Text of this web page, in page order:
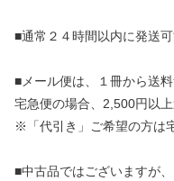
■通常２４時間以内に発送可
■メール便は、１冊から送料
宅急便の場合、2,500円以上
※「代引き」ご希望の方は
■中古品ではございますが